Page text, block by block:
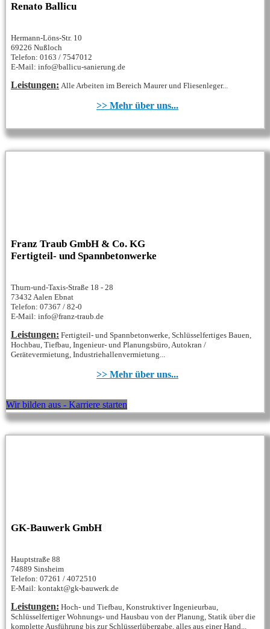
Renato Ballicu
Hermann-Löns-Str. 10
69226 Nußloch
Telefon: 0163 / 7547012
E-Mail: info@ballicu-sanierung.de
Leistungen: Alle Arbeiten im Bereich Maurer und Fliesenleger...
>> Mehr über uns...
Franz Traub GmbH & Co. KG
Fertigteil- und Spannbetonwerke
Thurn-und-Taxis-Straße 18 - 28
73432 Aalen Ebnat
Telefon: 07367 / 82-0
E-Mail: info@franz-traub.de
Leistungen: Fertigteil- und Spannbetonwerke, Schlüsselfertiges Bauen,
Hochbau, Tiefbau, Ingenieur- und Planungsbüro, Autokran /
Gerätevermietung, Industriehallenvermietung...
>> Mehr über uns...
Wir bilden aus - Karriere starten
GK-Bauwerk GmbH
Hauptstraße 88
74889 Sinsheim
Telefon: 07261 / 4072510
E-Mail: kontakt@gk-bauwerk.de
Leistungen: Hoch- und Tiefbau, Konstruktiver Ingenieurbau,
Schlüsselfertiger Wohnungs- und Hausbau von der Planung, Statik über die
komplette Ausführung bis zur Schlüsserlübergabe, alles aus einer Hand...